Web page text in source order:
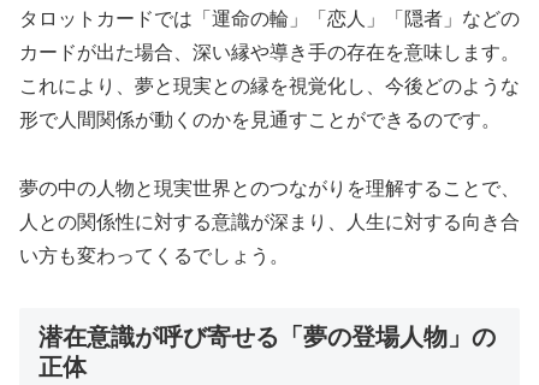
タロットカードでは「運命の輪」「恋人」「隠者」などの
カードが出た場合、深い縁や導き手の存在を意味します。
これにより、夢と現実との縁を視覚化し、今後どのような
形で人間関係が動くのかを見通すことができるのです。
夢の中の人物と現実世界とのつながりを理解することで、
人との関係性に対する意識が深まり、人生に対する向き合
い方も変わってくるでしょう。
潜在意識が呼び寄せる「夢の登場人物」の
正体